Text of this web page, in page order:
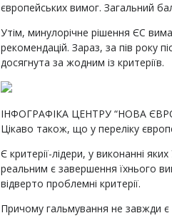
європейських вимог. Загальний
Утім, минулорічне рішення ЄС
рекомендацій. Зараз, за пів року
досягнута за жодним із критеріїв.
ІНФОГРАФІКА ЦЕНТРУ “НОВА
Цікаво також, що у переліку
Є критерії-лідери, у виконанні
реальним є завершення їхнього
відверто проблемні критерії.
Причому гальмування не завжди є